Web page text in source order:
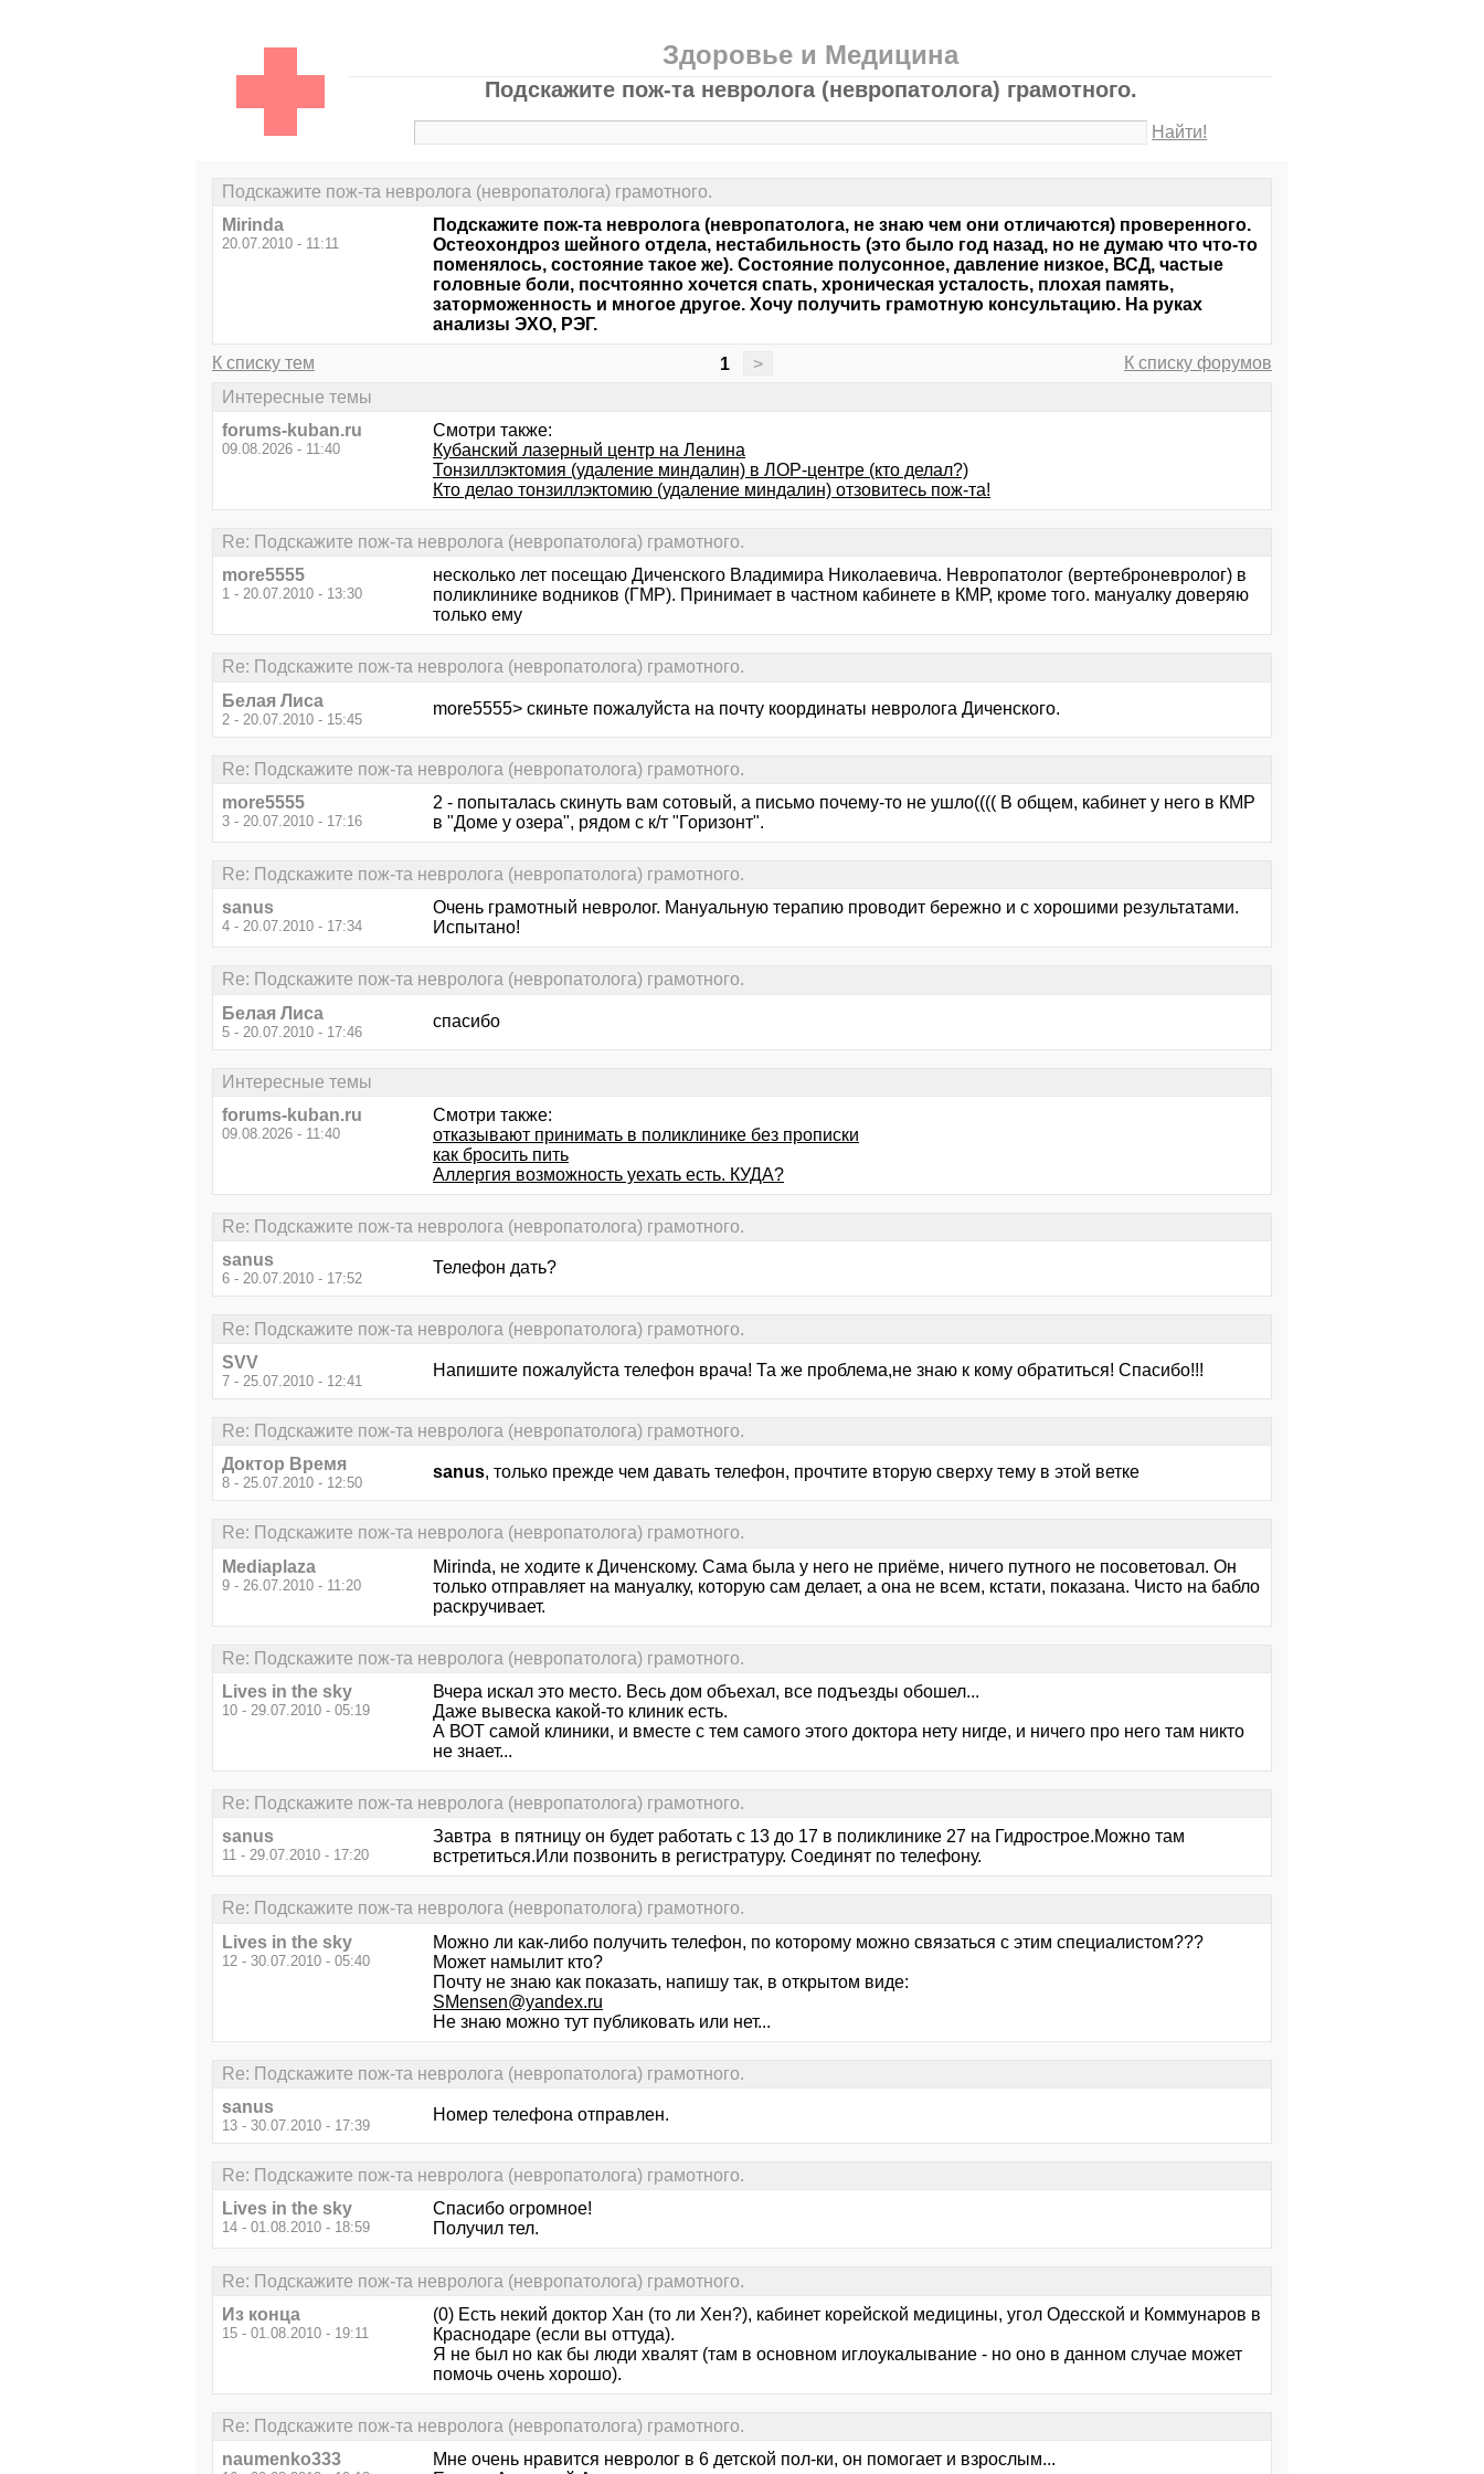
Здоровье и Медицина
Подскажите пож-та невролога (невропатолога) грамотного.
Найти!
Подскажите пож-та невролога (невропатолога) грамотного.
Mirinda
20.07.2010 - 11:11
Подскажите пож-та невролога (невропатолога, не знаю чем они отличаются) проверенного.
Остеохондроз шейного отдела, нестабильность (это было год назад, но не думаю что что-то
поменялось, состояние такое же). Состояние полусонное, давление низкое, ВСД, частые
головные боли, посчтоянно хочется спать, хроническая усталость, плохая память,
заторможенность и многое другое. Хочу получить грамотную консультацию. На руках
анализы ЭХО, РЭГ.
К списку тем 1 >
К списку форумов
Интересные темы
forums-kuban.ru
09.08.2026 - 11:40
Смотри также:
Кубанский лазерный центр на Ленина
Тонзиллэктомия (удаление миндалин) в ЛОР-центре (кто делал?)
Кто делао тонзиллэктомию (удаление миндалин) отзовитесь пож-та!
Re: Подскажите пож-та невролога (невропатолога) грамотного.
more5555
1 - 20.07.2010 - 13:30
несколько лет посещаю Диченского Владимира Николаевича. Невропатолог (вертеброневролог) в
поликлинике водников (ГМР). Принимает в частном кабинете в КМР, кроме того. мануалку доверяю
только ему
Re: Подскажите пож-та невролога (невропатолога) грамотного.
Белая Лиса
2 - 20.07.2010 - 15:45
more5555> скиньте пожалуйста на почту координаты невролога Диченского.
Re: Подскажите пож-та невролога (невропатолога) грамотного.
more5555
3 - 20.07.2010 - 17:16
2 - попыталась скинуть вам сотовый, а письмо почему-то не ушло(((( В общем, кабинет у него в КМР
в "Доме у озера", рядом с к/т "Горизонт".
Re: Подскажите пож-та невролога (невропатолога) грамотного.
sanus
4 - 20.07.2010 - 17:34
Очень грамотный невролог. Мануальную терапию проводит бережно и с хорошими результатами.
Испытано!
Re: Подскажите пож-та невролога (невропатолога) грамотного.
Белая Лиса
5 - 20.07.2010 - 17:46
спасибо
Интересные темы
forums-kuban.ru
09.08.2026 - 11:40
Смотри также:
отказывают принимать в поликлинике без прописки
как бросить пить
Аллергия возможность уехать есть. КУДА?
Re: Подскажите пож-та невролога (невропатолога) грамотного.
sanus
6 - 20.07.2010 - 17:52
Телефон дать?
Re: Подскажите пож-та невролога (невропатолога) грамотного.
SVV
7 - 25.07.2010 - 12:41
Напишите пожалуйста телефон врача! Та же проблема,не знаю к кому обратиться! Спасибо!!!
Re: Подскажите пож-та невролога (невропатолога) грамотного.
Доктор Время
8 - 25.07.2010 - 12:50
sanus, только прежде чем давать телефон, прочтите вторую сверху тему в этой ветке
Re: Подскажите пож-та невролога (невропатолога) грамотного.
Mediaplaza
9 - 26.07.2010 - 11:20
Mirinda, не ходите к Диченскому. Сама была у него не приёме, ничего путного не посоветовал. Он
только отправляет на мануалку, которую сам делает, а она не всем, кстати, показана. Чисто на бабло
раскручивает.
Re: Подскажите пож-та невролога (невропатолога) грамотного.
Lives in the sky
10 - 29.07.2010 - 05:19
Вчера искал это место. Весь дом объехал, все подъезды обошел...
Даже вывеска какой-то клиник есть.
А ВОТ самой клиники, и вместе с тем самого этого доктора нету нигде, и ничего про него там никто
не знает...
Re: Подскажите пож-та невролога (невропатолога) грамотного.
sanus
11 - 29.07.2010 - 17:20
Завтра в пятницу он будет работать с 13 до 17 в поликлинике 27 на Гидрострое.Можно там
встретиться.Или позвонить в регистратуру. Соединят по телефону.
Re: Подскажите пож-та невролога (невропатолога) грамотного.
Lives in the sky
12 - 30.07.2010 - 05:40
Можно ли как-либо получить телефон, по которому можно связаться с этим специалистом???
Может намылит кто?
Почту не знаю как показать, напишу так, в открытом виде:
SMensen@yandex.ru
Не знаю можно тут публиковать или нет...
Re: Подскажите пож-та невролога (невропатолога) грамотного.
sanus
13 - 30.07.2010 - 17:39
Номер телефона отправлен.
Re: Подскажите пож-та невролога (невропатолога) грамотного.
Lives in the sky
14 - 01.08.2010 - 18:59
Спасибо огромное!
Получил тел.
Re: Подскажите пож-та невролога (невропатолога) грамотного.
Из конца
15 - 01.08.2010 - 19:11
(0) Есть некий доктор Хан (то ли Хен?), кабинет корейской медицины, угол Одесской и Коммунаров в
Краснодаре (если вы оттуда).
Я не был но как бы люди хвалят (там в основном иглоукалывание - но оно в данном случае может
помочь очень хорошо).
Re: Подскажите пож-та невролога (невропатолога) грамотного.
naumenko333
Мне очень нравится невролог в 6 детской пол-ки, он помогает и взрослым...